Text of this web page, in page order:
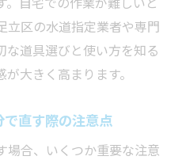
立区の水道指定業者や専門
な道具選びと使い方を知る
大きく高まります。
直す際の注意点
場合、いくつか重要な注意